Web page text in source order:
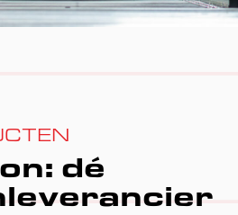
dé